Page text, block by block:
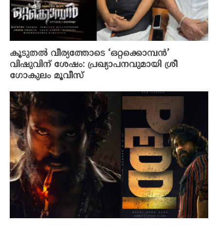
കൂടുതൽ വീര്യത്തോടെ ‘ഒറ്റക്കൊമ്പൻ’
വിഷുവിന് ശേഷം: പ്രഖ്യാപനവുമായി ശ്രീ
ഗോകുലം മൂവീസ്